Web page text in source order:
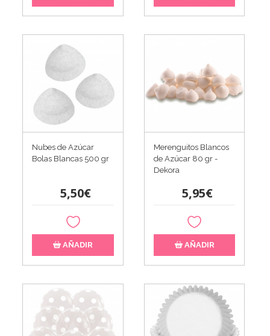
Nubes de Azúcar
Bolas Blancas 500 gr
5,50€
AÑADIR
Merenguitos Blancos
de Azúcar 80 gr -
Dekora
5,95€
AÑADIR